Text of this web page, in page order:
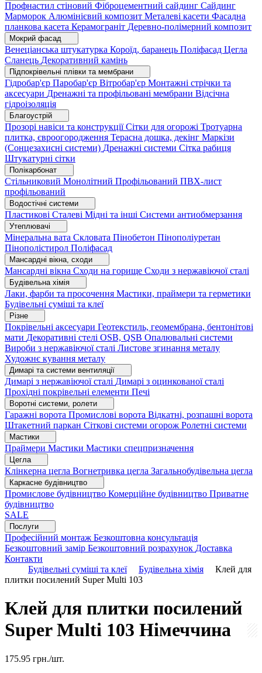
Профнастил стіновий Фіброцементний сайдинг Сайдинг
Марморок Алюмінієвий композит Металеві касети Фасадна
планкова касета Керамограніт Деревно-полімерний композит
Мокрий фасад
Венеціанська штукатурка Короїд, баранець Поліфасад Цегла
Сланець Декоративний камінь
Підпокрівельні плівки та мембрани
Гідробар'єр Паробар'єр Вітробар'єр Монтажні стрічки та
аксесуари Дренажні та профільовані мембрани Відсічна
гідроізоляція
Благоустрій
Прозорі навіси та конструкціїСітки для огорожі Тротуарна
плитка, євроогородження Терасна дошка, декінг Маркізи
(Сонцезахисні системи) Дренажні системи Сітка рабиця
Штукатурні сітки
Полікарбонат
Стільниковий Монолітний Профільований ПВХ-лист
профільований
Водостічні системи
Пластикові Сталеві Мідні та інші Системи антиобмерзання
Утеплювачі
Мінеральна вата Скловата Пінобетон Пінополіуретан
Пінополістирол Поліфасад
Мансардні вікна, сходи
Мансардні вікна Сходи на горище Сходи з нержавіючої сталі
Будівельна хімія
Лаки, фарби та просочення Мастики, праймери та герметики
Будівельні суміші та клеї
Різне
Покрівельні аксесуари Геотекстиль, геомембрана, бентонітові
мати Декоративні стелі OSB, QSB Опалювальні системи
Вироби з нержавіючої сталі Листове згинання металу
Художнє кування металу
Димарі та системи вентиляції
Димарі з нержавіючої сталі Димарі з оцинкованої сталі
Прохідні покрівельні елементи Печі
Воротні системи, ролети
Гаражні ворота Промислові ворота Відкатні, розпашні ворота
Штакетний паркан Сіткові системи огорож Ролетні системи
Мастики
Праймери Мастики Мастики спецпризначення
Цегла
Клінкерна цегла Вогнетривка цегла Загальнобудівельна цегла
Каркасне будівництво
Промислове будівництво Комерційне будівництво Приватне
будівництво
SALE
Послуги
Професійний монтаж Безкоштовна консультація
Безкоштовний замір Безкоштовний розрахунок Доставка
Контакти
Будівельні суміші та клеї
Будівельна хімія
Клей для
плитки посилений Super Multi 103
Клей для плитки посилений
Super Multi 103 Німеччина
175.95 грн./шт.